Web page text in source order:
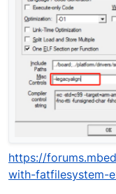
https://
with-fatfilesystem-